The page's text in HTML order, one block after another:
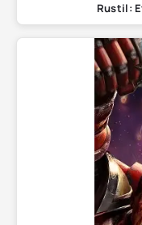
Rustil: